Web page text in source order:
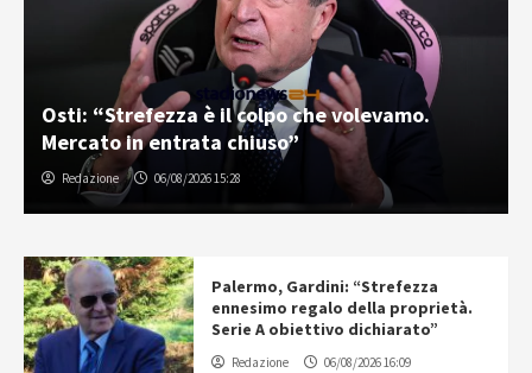
Osti: “Strefezza è il colpo che volevamo.
Mercato in entrata chiuso”
Redazione 06/08/2026 15:28
Palermo, Gardini: “Strefezza
ennesimo regalo della proprietà.
Serie A obiettivo dichiarato”
Redazione 06/08/2026 16:09